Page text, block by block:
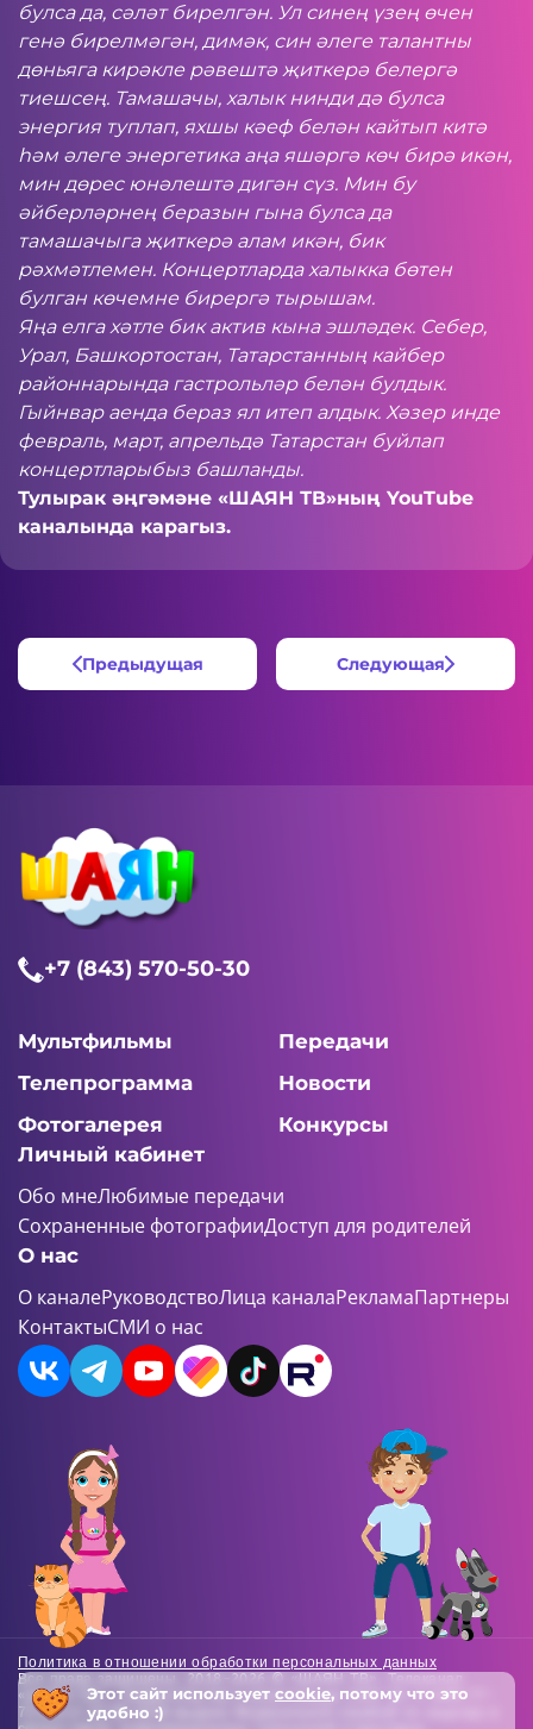
булса да, сәләт бирелгән. Ул синең үзең өчен
генә бирелмәгән, димәк, син әлеге талантны
дөньяга кирәкле рәвештә җиткерә белергә
тиешсең. Тамашачы, халык нинди дә булса
энергия туплап, яхшы кәеф белән кайтып китә
һәм әлеге энергетика аңа яшәргә көч бирә икән,
мин дөрес юнәлештә дигән сүз. Мин бу
әйберләрнең беразын гына булса да
тамашачыга җиткерә алам икән, бик
рәхмәтлемен. Концертларда халыкка бөтен
булган көчемне бирергә тырышам.
Яңа елга хәтле бик актив кына эшләдек. Себер,
Урал, Башкортостан, Татарстанның кайбер
районнарында гастрольләр белән булдык.
Гыйнвар аенда бераз ял итеп алдык. Хәзер инде
февраль, март, апрельдә Татарстан буйлап
концертларыбыз башланды.
Тулырак әңгәмәне «ШАЯН ТВ»ның YouTube
каналында карагыз.
Предыдущая Следующая
+7 (843) 570-50-30
Мультфильмы
Передачи
Телепрограмма
Новости
Фотогалерея
Конкурсы
Личный кабинет
Обо мнеЛюбимые передачи
Сохраненные фотографииДоступ для родителей
О нас
О каналеРуководствоЛица каналаРекламаПартнеры
КонтактыСМИ о нас
Политика в отношении обработки персональных данных
Все права защищены. 2018-2026 © «ШАЯН ТВ». Телеканал
«ШАЯН ТВ» , Свидетельство о регистрации СМИ Эл-Л №ФС77-
73138 от 22.06.2018 выдано Федеральной службой по надзору в
Этот сайт использует cookie, потому что это
удобно :)